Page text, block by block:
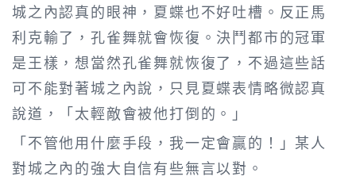
城之內認真的眼神，夏蝶也不好吐槽。反正馬
利克輸了，孔雀舞就會恢復。決鬥都市的冠軍
是王樣，想當然孔雀舞就恢復了，不過這些話
可不能對著城之內說，只見夏蝶表情略微認真
說道，「太輕敵會被他打倒的。」
「不管他用什麼手段，我一定會贏的！」某人
對城之內的強大自信有些無言以對。